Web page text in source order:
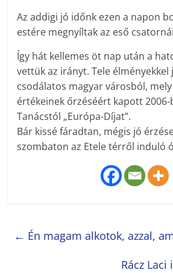
Az addigi jó időnk ezen a napon
estére megnyíltak az eső
Így hát kellemes öt nap után a
vettük az irányt. Tele
csodálatos magyar városból,
értékeinek őrzéséért kapott 2006-
Tanácstól „Európa-Díjat”.
Bár kissé fáradtan, mégis jó
szombaton az Etele térről induló
← Én magam alkotok, azzal,
Rácz